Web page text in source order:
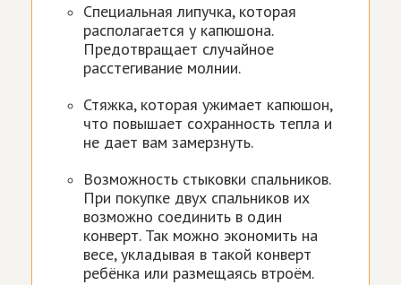
Специальная липучка, которая
располагается у капюшона.
Предотвращает случайное
расстегивание молнии.
Стяжка, которая ужимает капюшон,
что повышает сохранность тепла и
не дает вам замерзнуть.
Возможность стыковки спальников.
При покупке двух спальников их
возможно соединить в один
конверт. Так можно экономить на
весе, укладывая в такой конверт
ребёнка или размещаясь втроём.